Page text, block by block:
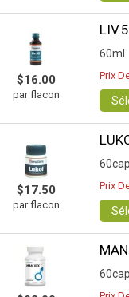
$16.00
par flacon
60ml
Prix
$17.50
par flacon
Prix